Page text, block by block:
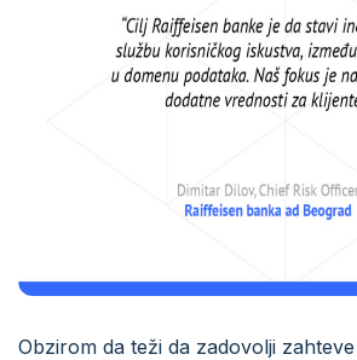
Obzirom da teži da zadovolji